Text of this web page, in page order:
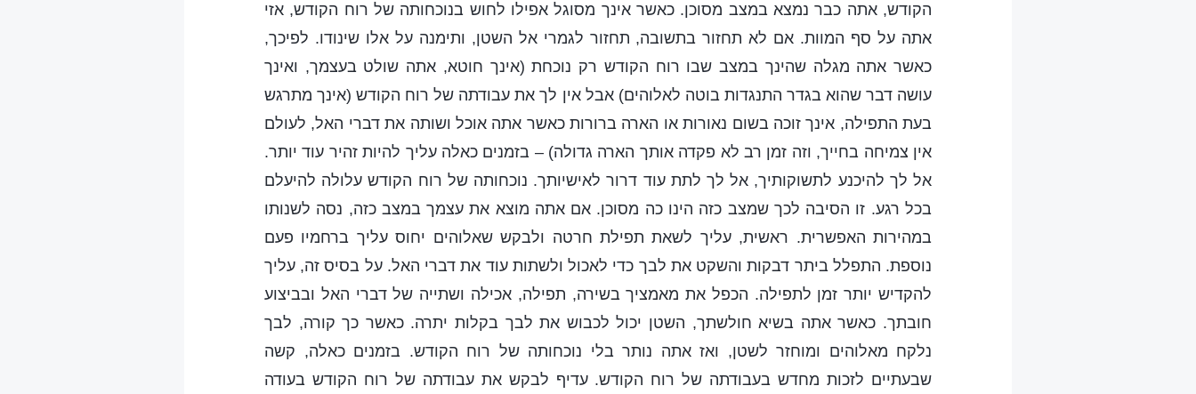
הקודש, אתה כבר נמצא במצב מסוכן. כאשר אינך מסוגל אפילו לחוש בנוכחותה של רוח הקודש, אזי
אתה על סף המוות. אם לא תחזור בתשובה, תחזור לגמרי אל השטן, ותימנה על אלו שינודו. לפיכך,
כאשר אתה מגלה שהינך במצב שבו רוח הקודש רק נוכחת (אינך חוטא, אתה שולט בעצמך, ואינך
עושה דבר שהוא בגדר התנגדות בוטה לאלוהים) אבל אין לך את עבודתה של רוח הקודש (אינך מתרגש
בעת התפילה, אינך זוכה בשום נאורות או הארה ברורות כאשר אתה אוכל ושותה את דברי האל, לעולם
אין צמיחה בחייך, וזה זמן רב לא פקדה אותך הארה גדולה) – בזמנים כאלה עליך להיות זהיר עוד יותר.
אל לך להיכנע לתשוקותיך, אל לך לתת עוד דרור לאישיותך. נוכחותה של רוח הקודש עלולה להיעלם
בכל רגע. זו הסיבה לכך שמצב כזה הינו כה מסוכן. אם אתה מוצא את עצמך במצב כזה, נסה לשנותו
במהירות האפשרית. ראשית, עליך לשאת תפילת חרטה ולבקש שאלוהים יחוס עליך ברחמיו פעם
נוספת. התפלל ביתר דבקות והשקט את לבך כדי לאכול ולשתות עוד את דברי האל. על בסיס זה, עליך
להקדיש יותר זמן לתפילה. הכפל את מאמציך בשירה, תפילה, אכילה ושתייה של דברי האל ובביצוע
חובתך. כאשר אתה בשיא חולשתך, השטן יכול לכבוש את לבך בקלות יתרה. כאשר כך קורה, לבך
נלקח מאלוהים ומוחזר לשטן, ואז אתה נותר בלי נוכחותה של רוח הקודש. בזמנים כאלה, קשה
שבעתיים לזכות מחדש בעבודתה של רוח הקודש. עדיף לבקש את עבודתה של רוח הקודש בעודה